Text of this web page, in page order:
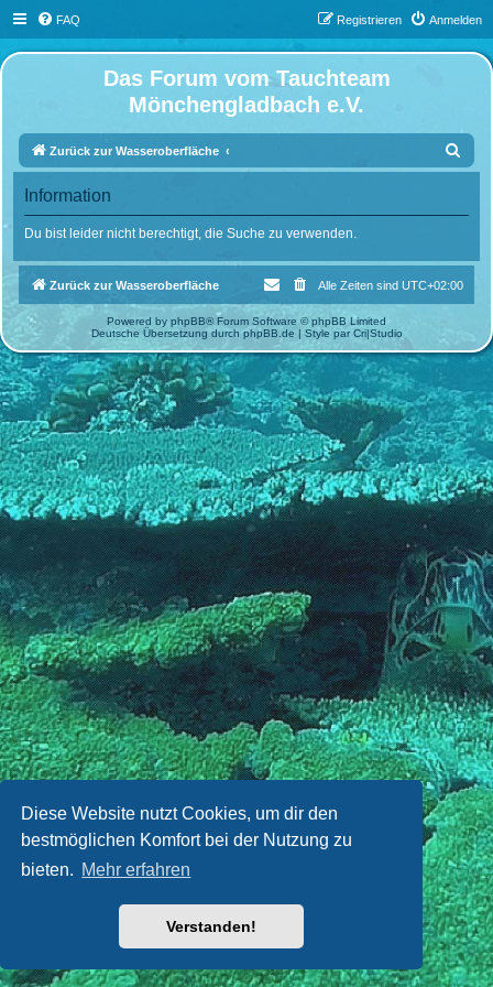
Diese Website nutzt Cookies, um dir den
bestmöglichen Komfort bei der Nutzung zu
bieten. Mehr erfahren
Verstanden!
FAQ Anmelden
Registrieren
Das Forum vom Tauchteam
Mönchengladbach e.V.
Zurück zur Wasseroberfläche
u
Information
Du bist leider nicht berechtigt, die Suche zu verwenden.
Zurück zur Wasseroberfläche Alle Zeiten sind UTC+02:00
Powered by phpBB® Forum Software © phpBB Limited
Deutsche Übersetzung durch phpBB.de | Style par Cri|Studio